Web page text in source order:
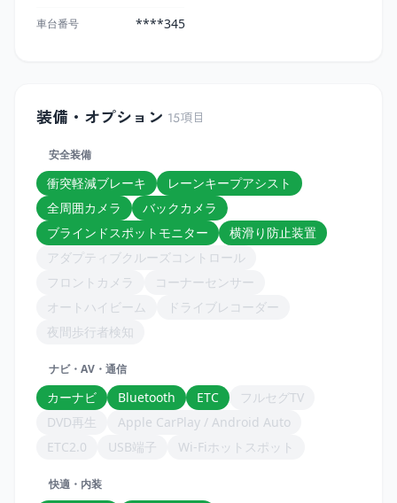
車台番号 ****345
装備・オプション 15項目
安全装備
衝突軽減ブレーキ
レーンキープアシスト
全周囲カメラ
バックカメラ
ブラインドスポットモニター
横滑り防止装置
アダプティブクルーズコントロール
フロントカメラ
コーナーセンサー
オートハイビーム
ドライブレコーダー
夜間歩行者検知
ナビ・AV・通信
カーナビ Bluetooth ETC
フルセグTV
DVD再生
Apple CarPlay / Android Auto
ETC2.0
USB端子 Wi-Fiホットスポット
快適・内装